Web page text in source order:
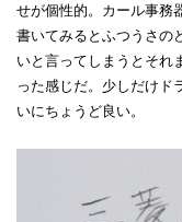
せが個性的。カール事務
書いてみるとふつうさの
いと言ってしまうとそれ
った感じだ。少しだけド
いにちょうど良い。